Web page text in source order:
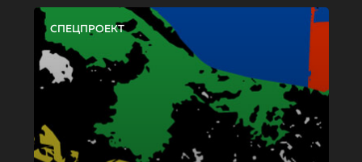
СПЕЦПРОЕКТ